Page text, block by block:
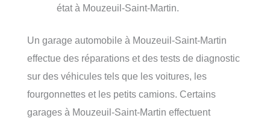
état à Mouzeuil-Saint-Martin.
Un garage automobile à Mouzeuil-Saint-Martin
effectue des réparations et des tests de diagnostic
sur des véhicules tels que les voitures, les
fourgonnettes et les petits camions. Certains
garages à Mouzeuil-Saint-Martin effectuent